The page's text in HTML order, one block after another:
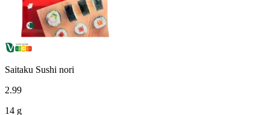
Saitaku Sushi nori
2.99
14 g